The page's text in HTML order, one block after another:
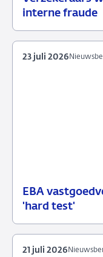
interne fraude
24
Nieuwsbericht
EBA
'hard test'
23
Nieuwsbericht
23 juli 2026
21 juli 2026